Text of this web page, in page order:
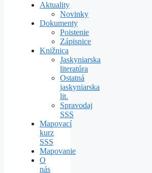
Aktuality
Novinky
Dokumenty
Poistenie
Zápisnice
Knižnica
Jaskyniarska
literatúra
Ostatná
jaskyniarska
lit.
Spravodaj
SSS
Mapovací
kurz
SSS
Mapovanie
O
nás